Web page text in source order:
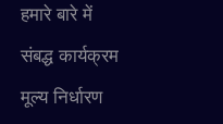
हमारे बारे में
संबद्ध कार्यक्रम
मूल्य निर्धारण